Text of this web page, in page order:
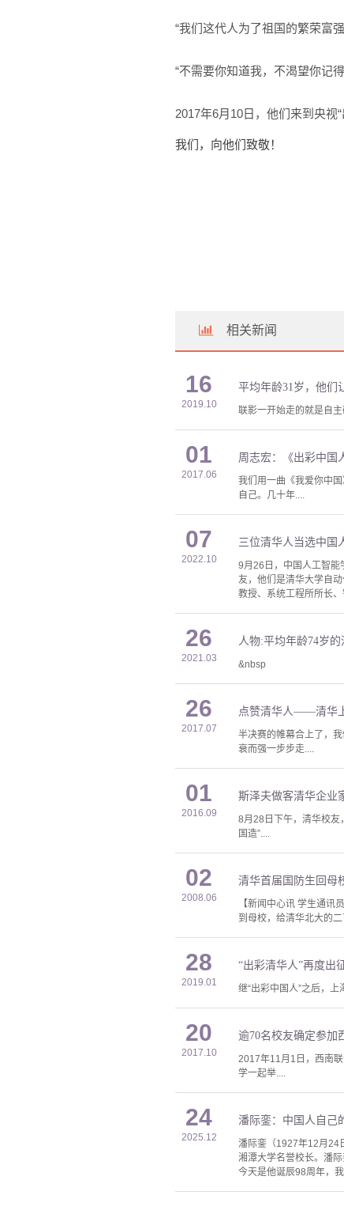
“我们这代人为了祖国的繁荣富
“不需要你知道我，不渴望你记
2017年6月10日，他们来到央视“
我们，向他们致敬！
相关新闻
16
2019.10
平均年龄31岁，他们
联影一开始走的就是自
01
2017.06
周志宏：《出彩中国
我们用一曲《我爱你中
自己。几十年....
07
2022.10
三位清华人当选中国
9月26日，中国人工智能
友，他们是清华大学自
教授、系统工程所所长
26
2021.03
人物:平均年龄74岁
&nbsp
26
2017.07
点赞清华人——清华
半决赛的帷幕合上了，
衰而强一步步走....
01
2016.09
斯泽夫做客清华企业
8月28日下午，清华校友
国造”....
02
2008.06
清华首届国防生回母
【新闻中心讯 学生通讯
到母校，给清华北大的
28
2019.01
“出彩清华人”再度出
继“出彩中国人”之后，
20
2017.10
逾70名校友确定参加
2017年11月1日，西南
学一起举....
24
2025.12
潘际銮：中国人自己
潘际銮（1927年12月24
湘潭大学名誉校长。潘
今天是他诞辰98周年，